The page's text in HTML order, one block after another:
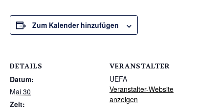
Zum Kalender hinzufügen
DETAILS
Datum:
Mai 30
Zeit:
VERANSTALTER
UEFA
Veranstalter-Website
anzeigen